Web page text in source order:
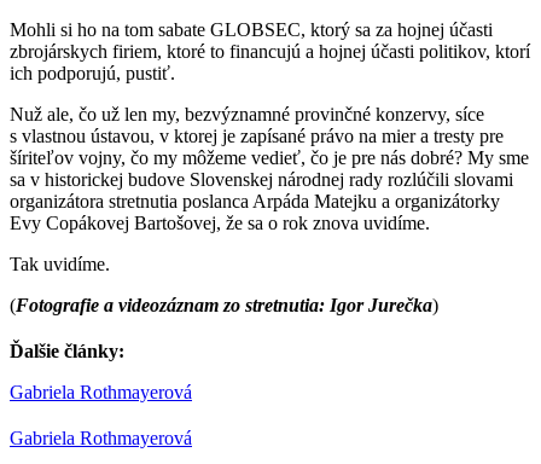
Mohli si ho na tom sabate GLOBSEC, ktorý sa za hojnej účasti
zbrojárskych firiem, ktoré to financujú a hojnej účasti politikov, ktorí
ich podporujú, pustiť.
Nuž ale, čo už len my, bezvýznamné provinčné konzervy, síce
s vlastnou ústavou, v ktorej je zapísané právo na mier a tresty pre
šíriteľov vojny, čo my môžeme vedieť, čo je pre nás dobré? My sme
sa v historickej budove Slovenskej národnej rady rozlúčili slovami
organizátora stretnutia poslanca Arpáda Matejku a organizátorky
Evy Copákovej Bartošovej, že sa o rok znova uvidíme.
Tak uvidíme.
(Fotografie a videozáznam zo stretnutia: Igor Jurečka)
Ďalšie články:
Gabriela Rothmayerová
Gabriela Rothmayerová